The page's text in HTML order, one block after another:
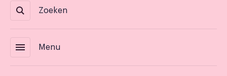
Zoeken
menu Menu